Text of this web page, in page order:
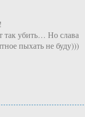
так убить… Но слава
пыхать не буду)))